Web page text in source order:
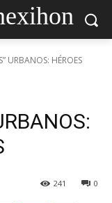
URBANOS: HÉROES
0
241